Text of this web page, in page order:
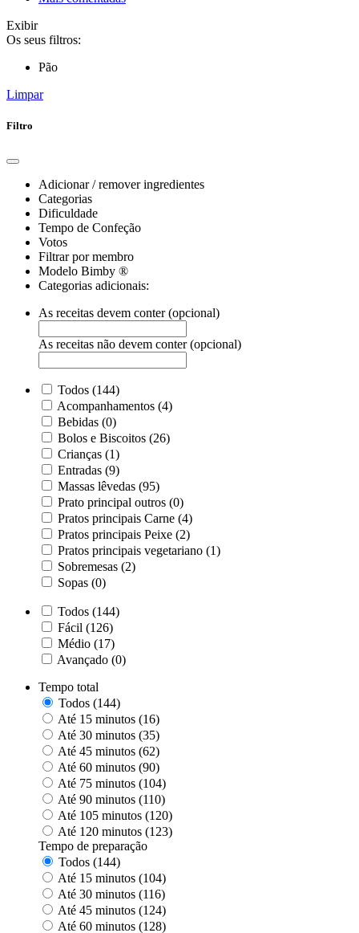
Exibir
Os seus filtros:
Pão
Limpar
Filtro
Adicionar / remover ingredientes
Categorias
Dificuldade
Tempo de Confeção
Votos
Filtrar por membro
Modelo Bimby ®
Categorias adicionais:
As receitas devem conter (opcional)
As receitas não devem conter (opcional)
Todos (144)
Acompanhamentos (4)
Bebidas (0)
Bolos e Biscoitos (26)
Crianças (1)
Entradas (9)
Massas lêvedas (95)
Prato principal outros (0)
Pratos principais Carne (4)
Pratos principais Peixe (2)
Pratos principais vegetariano (1)
Sobremesas (2)
Sopas (0)
Todos (144)
Fácil (126)
Médio (17)
Avançado (0)
Tempo total
Todos (144)
Até 15 minutos (16)
Até 30 minutos (35)
Até 45 minutos (62)
Até 60 minutos (90)
Até 75 minutos (104)
Até 90 minutos (110)
Até 105 minutos (120)
Até 120 minutos (123)
Tempo de preparação
Todos (144)
Até 15 minutos (104)
Até 30 minutos (116)
Até 45 minutos (124)
Até 60 minutos (128)